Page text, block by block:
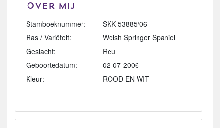
Over mij
Stamboeknummer:
SKK 53885/06
Ras / Variëteit:
Welsh Springer Spaniel
Geslacht:
Reu
Geboortedatum:
02-07-2006
Kleur:
ROOD EN WIT